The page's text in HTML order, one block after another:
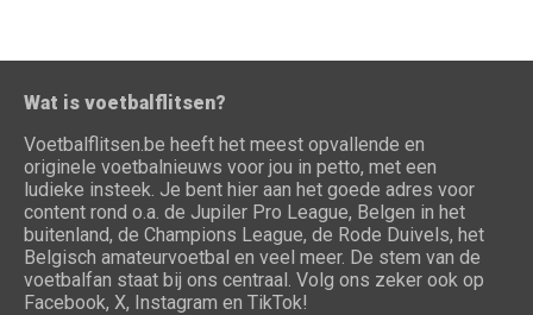
Wat is voetbalflitsen?
Voetbalflitsen.be heeft het meest opvallende en
originele voetbalnieuws voor jou in petto, met een
ludieke insteek. Je bent hier aan het goede adres voor
content rond o.a. de Jupiler Pro League, Belgen in het
buitenland, de Champions League, de Rode Duivels, het
Belgisch amateurvoetbal en veel meer. De stem van de
voetbalfan staat bij ons centraal. Volg ons zeker ook op
Facebook, X, Instagram en TikTok!